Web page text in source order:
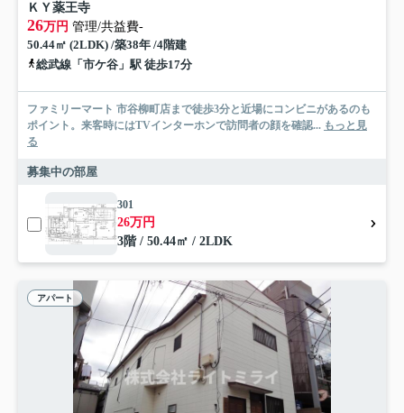
ＫＹ薬王寺
26万円 管理/共益費-
50.44㎡ (2LDK) /築38年 /4階建
総武線「市ケ谷」駅 徒歩17分
ファミリーマート 市谷柳町店まで徒歩3分と近場にコンビニがあるのも
ポイント。来客時にはTVインターホンで訪問者の顔を確認... もっと見
る
募集中の部屋
301
26万円
3階 / 50.44㎡ / 2LDK
アパート